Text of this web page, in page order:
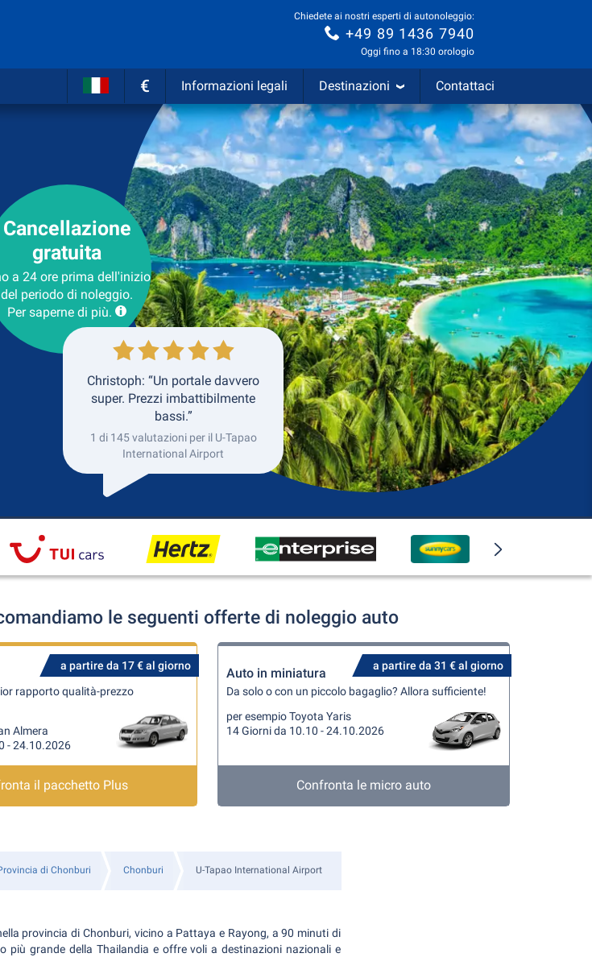
Chiedete ai nostri esperti di autonoleggio:
+49 89 1436 7940
Oggi fino a 18:30 orologio
€ Informazioni legali Destinazioni Contattaci
Cancellazione
gratuita
a 24 ore prima dell'inizio
del periodo di noleggio.
Per saperne di più.
Christoph: “Un portale davvero
super. Prezzi imbattibilmente
bassi.”
1 di 145 valutazioni per il U-Tapao
International Airport
le seguenti offerte di noleggio auto
a partire da 17 € al giorno
rapporto qualità-prezzo
Almera
- 24.10.2026
il pacchetto Plus
a partire da 31 € al giorno
Auto in miniatura
Da solo o con un piccolo bagaglio? Allora sufficiente!
per esempio Toyota Yaris
14 Giorni da 10.10 - 24.10.2026
Confronta le micro auto
di Chonburi Chonburi U-Tapao International Airport
provincia di Chonburi, vicino a Pattaya e Rayong, a 90 minuti di
più grande della Thailandia e offre voli a destinazioni nazionali e